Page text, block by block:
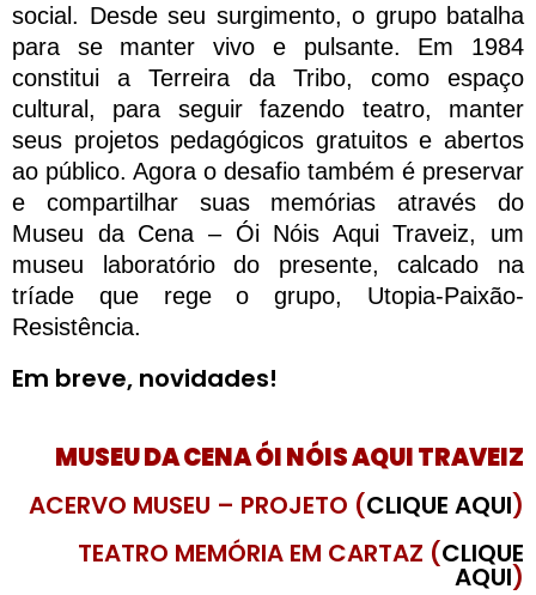
social. Desde seu surgimento, o grupo batalha
para se manter vivo e pulsante. Em 1984
constitui a Terreira da Tribo, como espaço
cultural, para seguir fazendo teatro, manter
seus projetos pedagógicos gratuitos e abertos
ao público. Agora o desafio também é preservar
e compartilhar suas memórias através do
Museu da Cena – Ói Nóis Aqui Traveiz, um
museu laboratório do presente, calcado na
tríade que rege o grupo, Utopia-Paixão-
Resistência.
Em breve, novidades!
MUSEU DA CENA ÓI NÓIS AQUI TRAVEIZ
ACERVO MUSEU – PROJETO (CLIQUE AQUI)
TEATRO MEMÓRIA EM CARTAZ (CLIQUE
AQUI)